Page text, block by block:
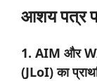
आशयपत्र
1. AIM और
(JLoI) का